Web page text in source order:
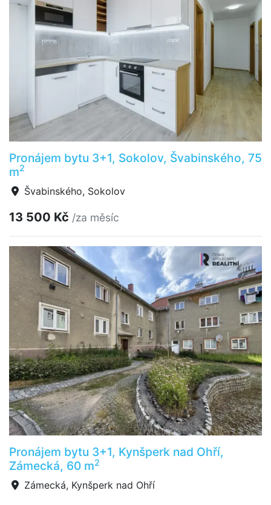
Pronájem bytu 3+1, Sokolov, Švabinského, 75
m2
Švabinského, Sokolov
13 500 Kč /za měsíc
Pronájem bytu 3+1, Kynšperk nad Ohří,
Zámecká, 60 m2
Zámecká, Kynšperk nad Ohří